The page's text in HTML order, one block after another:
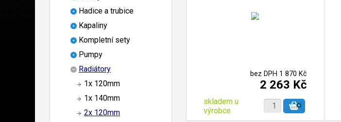
Hadice a trubice
Kapaliny
Kompletní sety
Pumpy
Radiátory
1x 120mm
1x 140mm
2x 120mm
bez DPH 1 870 Kč
2 263 Kč
skladem u
výrobce